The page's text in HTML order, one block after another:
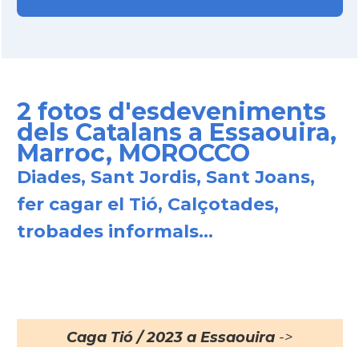
2 fotos d'esdeveniments
dels Catalans a Essaouira,
Marroc, MOROCCO
Diades, Sant Jordis, Sant Joans,
fer cagar el Tió, Calçotades,
trobades informals...
Caga Tió / 2023 a Essaouira ->